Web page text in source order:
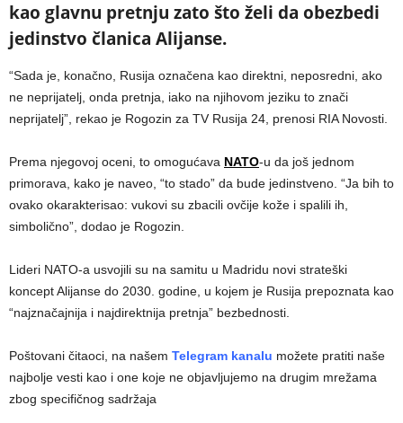
kao glavnu pretnju zato što želi da obezbedi
jedinstvo članica Alijanse.
“Sada je, konačno, Rusija označena kao direktni, neposredni, ako
ne neprijatelj, onda pretnja, iako na njihovom jeziku to znači
neprijatelj”, rekao je Rogozin za TV Rusija 24, prenosi RIA Novosti.
Prema njegovoj oceni, to omogućava NATO-u da još jednom
primorava, kako je naveo, “to stado” da bude jedinstveno. “Ja bih to
ovako okarakterisao: vukovi su zbacili ovčije kože i spalili ih,
simbolično”, dodao je Rogozin.
Lideri NATO-a usvojili su na samitu u Madridu novi strateški
koncept Alijanse do 2030. godine, u kojem je Rusija prepoznata kao
“najznačajnija i najdirektnija pretnja” bezbednosti.
Poštovani čitaoci, na našem Telegram kanalu možete pratiti naše
najbolje vesti kao i one koje ne objavljujemo na drugim mrežama
zbog specifičnog sadržaja